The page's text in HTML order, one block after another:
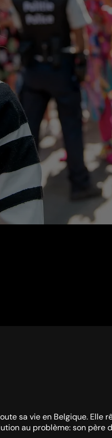
sa vie en Belgique.
au problème: son